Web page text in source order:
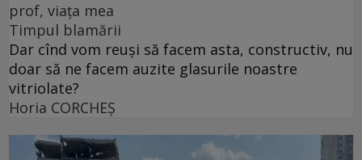
prof, viața mea
Timpul blamării
Dar cînd vom reuși să facem asta, constructiv, nu
doar să ne facem auzite glasurile noastre
vitriolate?
Horia CORCHEŞ